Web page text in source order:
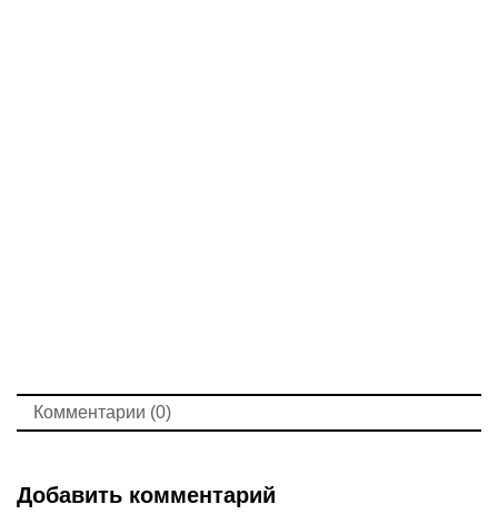
Комментарии (0)
Добавить комментарий